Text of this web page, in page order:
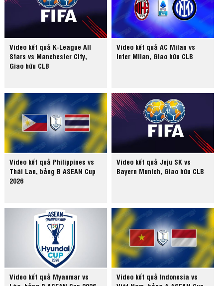
Video kết quả K-League All
Stars vs Manchester City,
Giao hữu CLB
Video kết quả AC Milan vs
Inter Milan, Giao hữu CLB
Video kết quả Philippines vs
Thái Lan, bảng B ASEAN Cup
2026
Video kết quả Jeju SK vs
Bayern Munich, Giao hữu CLB
Video kết quả Myanmar vs
Video kết quả Indonesia vs